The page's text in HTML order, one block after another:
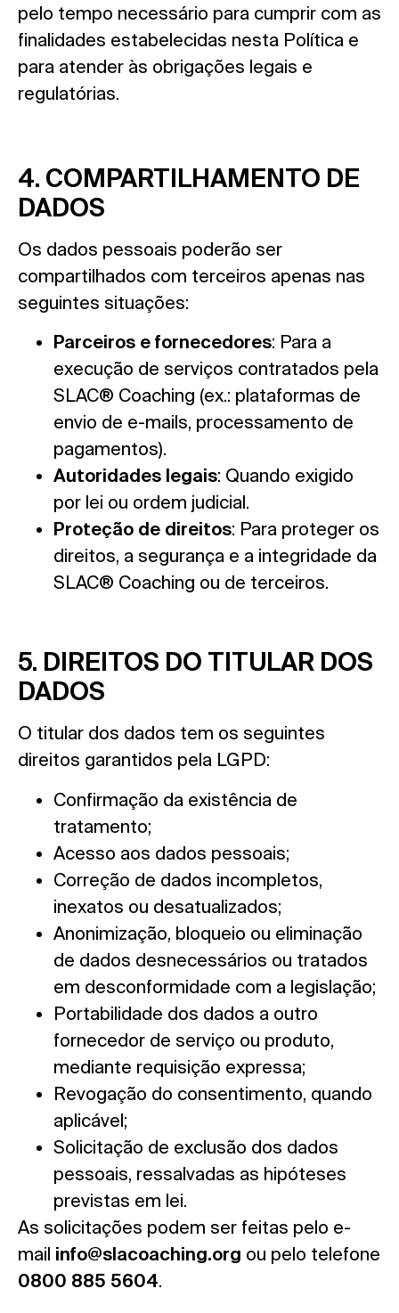
pelo tempo necessário para cumprir com as
finalidades estabelecidas nesta Política e
para atender às obrigações legais e
regulatórias.
4. COMPARTILHAMENTO DE
DADOS
Os dados pessoais poderão ser
compartilhados com terceiros apenas nas
seguintes situações:
Parceiros e fornecedores: Para a
execução de serviços contratados pela
SLAC® Coaching (ex.: plataformas de
envio de e-mails, processamento de
pagamentos).
Autoridades legais: Quando exigido
por lei ou ordem judicial.
Proteção de direitos: Para proteger os
direitos, a segurança e a integridade da
SLAC® Coaching ou de terceiros.
5. DIREITOS DO TITULAR DOS
DADOS
O titular dos dados tem os seguintes
direitos garantidos pela LGPD:
Confirmação da existência de
tratamento;
Acesso aos dados pessoais;
Correção de dados incompletos,
inexatos ou desatualizados;
Anonimização, bloqueio ou eliminação
de dados desnecessários ou tratados
em desconformidade com a legislação;
Portabilidade dos dados a outro
fornecedor de serviço ou produto,
mediante requisição expressa;
Revogação do consentimento, quando
aplicável;
Solicitação de exclusão dos dados
pessoais, ressalvadas as hipóteses
previstas em lei.
As solicitações podem ser feitas pelo e-
mail info@slacoaching.org ou pelo telefone
0800 885 5604.